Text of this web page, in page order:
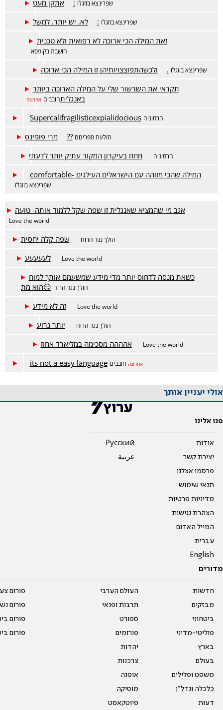
אתקן מעט: שפרינצא בוזגלו
לא. יש יותר. למשל: שפרינצא בוזגלו
זאת המילה הכי ארוכה לא רפואית ולא טכנית
חושבת בקופסא
ולכשהתפוצצויותיהן זו המילה הכי ארוכה. שפרינצא בוזגלו
תקראי את השרשור שלי על המילה הארוכה ביותר
באנגליתחובבים אחרונה
Supercalifragilisticexpialidocious הרמוניה
מרי פופינס?? תולעת ספריםם
חחח בעיקרון המקור עתיק יותר לדעתי הרמוניה
comfortable- המילה שהכי מזוהה עם הישראלים העילגים
שפרינצא בוזגלו
אגב מי שהמציא שאנגלית זו שפה שקל ללמוד אותה- טועה
Love the world
שפה קלה יחסית הולך נגד הרוח
לעעעעע Love the world
כשאת מנסה לדחוס יותר מדי מידע שמשעמם אותך למוח
הוא מת😏 הולך נגד הרוח
זה לא מידע Love the world
יותר גרוע הולך נגד הרוח
אהההה מסכימה במליארד אחוז Love the world
its not a easy language חובבים אחרונה
אולי יעניין אותך
פנו אלינו
אודות
יצירת קשר
פרסמו אצלנו
תנאי שימוש
מדיניות פרטיות
הצהרת נגישות
המייל האדום
עברית
English
Pусский
عربية
מדורים
חדשות
מבזקים
ביטחוני
פוליטי-מדיני
בארץ
בעולם
משפט ופלילים
כלכלה ונדל"ן
דעות
העולם הערבי
תרבות ופנאי
ספורט
פורומים
יהדות
צרכנות
אופנה
מוסיקה
פיוטקאסט
פורום
פורום
פורום
פורום